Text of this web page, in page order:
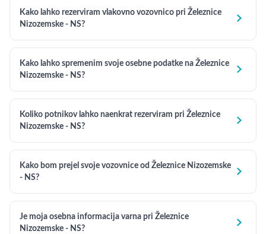
Kako lahko rezerviram vlakovno vozovnico pri Železnice
Nizozemske - NS?

Kako lahko spremenim svoje osebne podatke na Železnice
Nizozemske - NS?

Koliko potnikov lahko naenkrat rezerviram pri Železnice
Nizozemske - NS?

Kako bom prejel svoje vozovnice od Železnice Nizozemske
- NS?

Je moja osebna informacija varna pri Železnice
Nizozemske - NS?
